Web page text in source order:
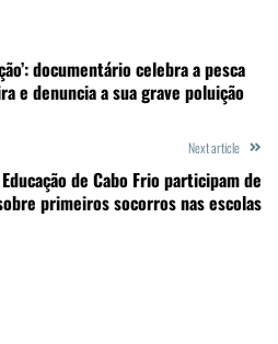
documentário celebra a pesca
e denuncia a sua grave poluição
Next article
de Cabo Frio participam de
primeiros socorros nas escolas